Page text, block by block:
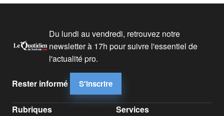
Du lundi au vendredi, retrouvez notre
newsletter à 17h pour suivre l'essentiel de
l'actualité pro.
Rester informé S'inscrire
Rubriques Services